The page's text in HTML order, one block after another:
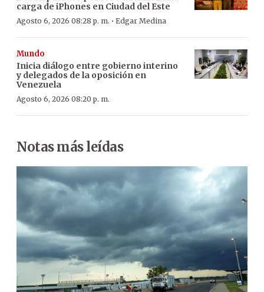
carga de iPhones en Ciudad del Este
Agosto 6, 2026 08:28 p. m. · Edgar Medina
Mundo
Inicia diálogo entre gobierno interino
y delegados de la oposición en
Venezuela
Agosto 6, 2026 08:20 p. m.
Notas más leídas